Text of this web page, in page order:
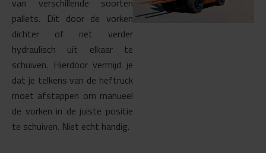
pallets. Dit door de vorken
dichter of net verder
hydraulisch uit elkaar te
schuiven. Hierdoor vermijd je
dat je telkens van de heftruck
moet afstappen om manueel
de vorken in de juiste positie
te schuiven. Niet echt handig.